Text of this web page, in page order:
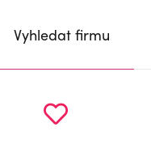
Vyhledat firmu